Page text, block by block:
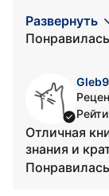
Развернуть
Отличная
знания и